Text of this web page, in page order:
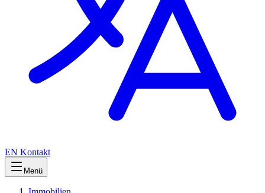
EN Kontakt
Menü